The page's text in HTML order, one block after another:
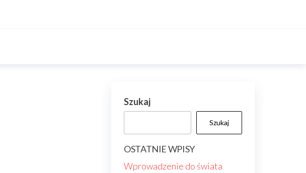
Szukaj
Szukaj
OSTATNIE WPISY
Wprowadzenie do świata